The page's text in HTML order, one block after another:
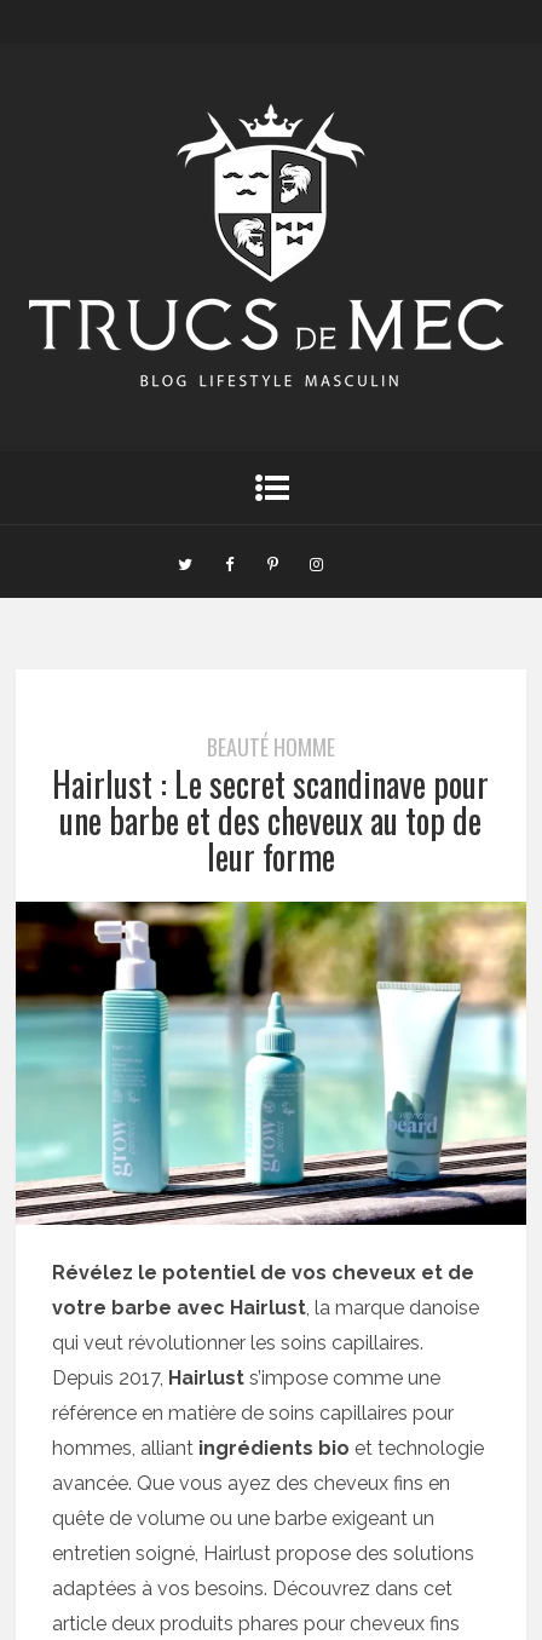
BEAUTÉ HOMME
Hairlust : Le secret scandinave pour
une barbe et des cheveux au top de
leur forme
Révélez le potentiel de vos cheveux et de
votre barbe avec Hairlust, la marque danoise
qui veut révolutionner les soins capillaires.
Depuis 2017, Hairlust s’impose comme une
référence en matière de soins capillaires pour
hommes, alliant ingrédients bio et technologie
avancée. Que vous ayez des cheveux fins en
quête de volume ou une barbe exigeant un
entretien soigné, Hairlust propose des solutions
adaptées à vos besoins. Découvrez dans cet
article deux produits phares pour cheveux fins